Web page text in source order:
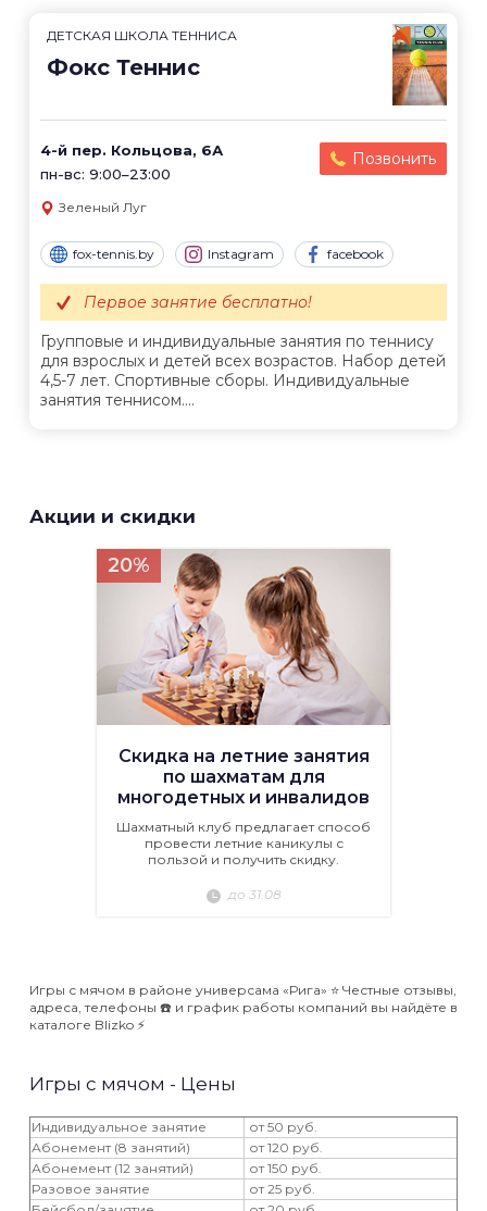
ДЕТСКАЯ ШКОЛА ТЕННИСА
Фокс Теннис
4-й пер. Кольцова, 6А
пн-вс: 9:00–23:00
Позвонить
Зеленый Луг
fox-tennis.by Instagram facebook
Групповые и индивидуальные занятия по теннису
для взрослых и детей всех возрастов. Набор детей
4,5-7 лет. Спортивные сборы. Индивидуальные
занятия теннисом....
Первое занятие бесплатно!
Акции и скидки
20%
Скидка на летние занятия
по шахматам для
многодетных и инвалидов
Шахматный клуб предлагает способ
провести летние каникулы с
пользой и получить скидку.
до 31.08
Игры с мячом в районе универсама «Рига» ⭐️ Честные отзывы,
адреса, телефоны ☎️ и график работы компаний вы найдёте в
каталоге Blizko ⚡️
Игры с мячом - Цены
Индивидуальное занятие
от 50 руб.
Абонемент (8 занятий)
от 120 руб.
Абонемент (12 занятий)
от 150 руб.
Разовое занятие
от 25 руб.